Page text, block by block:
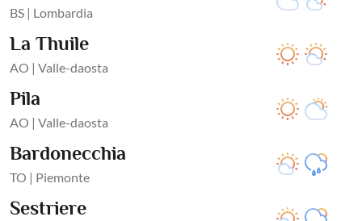
BS | Lombardia
La Thuile
AO | Valle-daosta
Pila
AO | Valle-daosta
Bardonecchia
TO | Piemonte
Sestriere